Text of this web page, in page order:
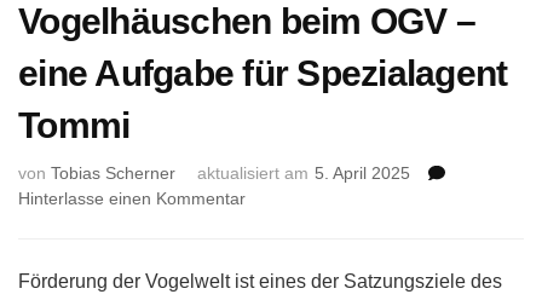
Vogelhäuschen beim OGV –
eine Aufgabe für Spezialagent
Tommi
von Tobias Scherner aktualisiert am 5. April 2025
Hinterlasse einen Kommentarzu
OGV
Förderung der Vogelwelt ist eines der Satzungsziele des